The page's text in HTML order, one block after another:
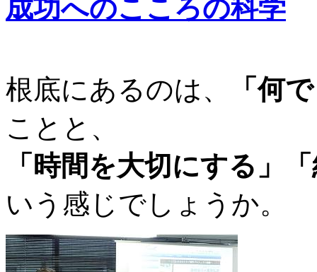
成功へのこころの科学
根底にあるのは、
「何
ことと、
「時間を大切にする」
いう感じでしょうか。